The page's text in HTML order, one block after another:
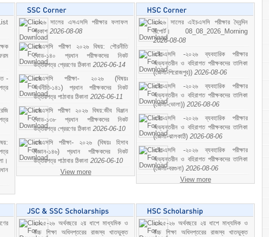
-
২০২৬ সালের এসএসসি পরীক্ষার ফলাফল
প্রকাশ 2026-08-08
এসএসসি পরীক্ষা ২০২৬ বিষয়: পৌরনীতি
কোড-১৪০ প্রধান পরীক্ষকদের নিকট
উত্তরপত্র প্রেরণের ঠিকানা 2026-06-14
এসএসসি পরীক্ষা- ২০২৬ (বিষয়ঃ
অর্থনীতি-১৪১) প্রধান পরীক্ষকদের নিকট
উত্তরপত্র পাঠাবার ঠিকানা 2026-06-11
এসএসসি পরীক্ষা ২০২৬ বিষয়:জীব বিঞ্জান
কোড-১৩৮ প্রধান পরীক্ষকদের নিকট
উত্তরপত্র প্রেরণের ঠিকানা 2026-06-10
এসএসসি পরীক্ষা- ২০২৬ (বিষয়ঃ হিসাব
বিজ্ঞান-১৪৬) প্রধান পরীক্ষকদের নিকট
উত্তরপত্র পাঠাবার ঠিকানা 2026-06-10
View more
২০২৬ সালের এইচএসসি পরীক্ষার দৈনন্দিন
রিপোর্ট। 08_08_2026_Morning
2026-08-08
এইচএসসি -২০২৬ ব্যবহারিক পরীক্ষার
অভ্যন্তরীন ও বহিরাগত পরীক্ষকদের তালিকা
(জেলা-পিরোজপুর)) 2026-08-06
এইচএসসি -২০২৬ ব্যবহারিক পরীক্ষার
অভ্যন্তরীন ও বহিরাগত পরীক্ষকদের তালিকা
(জেলা-ভোলা)) 2026-08-06
এইচএসসি -২০২৬ ব্যবহারিক পরীক্ষার
অভ্যন্তরীন ও বহিরাগত পরীক্ষকদের তালিকা
(জেলা-ঝালকাঠি) 2026-08-06
এইচএসসি -২০২৬ ব্যবহারিক পরীক্ষার
অভ্যন্তরীন ও বহিরাগত পরীক্ষকদের তালিকা
(জেলা-বরগুনা) 2026-08-06
View more
২০২৫-২৬ অর্থবছরে ২য় ধাপে মাধ্যমিক ও
উচ্চ শিক্ষা অধিদপ্তরের রাজস্ব খাতভুক্ত
২০২৫-২৬ অর্থবছরে ২য় ধাপে মাধ্যমিক ও
উচ্চ শিক্ষা অধিদপ্তরের রাজস্ব খাতভুক্ত